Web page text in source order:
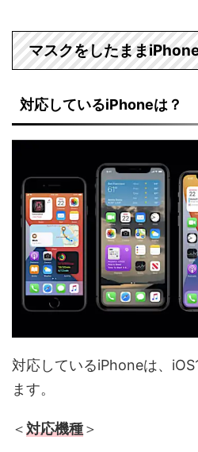
マスクをしたまま
対応しているiPhoneは？
対応しているiPhoneは、
ます。
＜対応機種＞